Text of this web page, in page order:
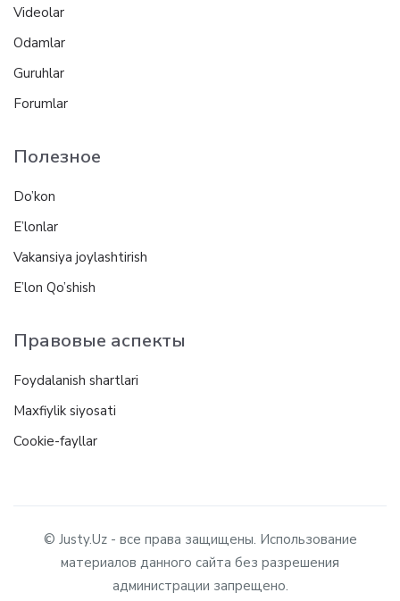
Videolar
Odamlar
Guruhlar
Forumlar
Полезное
Do’kon
E’lonlar
Vakansiya joylashtirish
E’lon Qo’shish
Правовые аспекты
Foydalanish shartlari
Maxfiylik siyosati
Cookie-fayllar
© Justy.Uz - все права защищены. Использование
материалов данного сайта без разрешения
администрации запрещено.